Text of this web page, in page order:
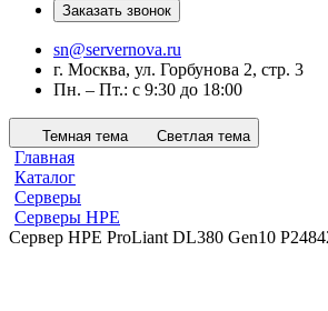
Заказать звонок
sn@servernova.ru
г. Москва, ул. Горбунова 2, стр. 3
Пн. – Пт.: с 9:30 до 18:00
Темная тема Светлая тема
Главная
Каталог
Серверы
Серверы HPE
Сервер HPE ProLiant DL380 Gen10